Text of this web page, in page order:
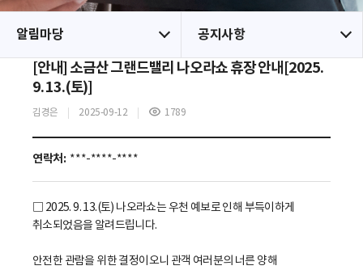
알림마당 공지사항
[안내] 소금산 그랜드밸리 나오라쇼 휴장 안내[2025.
9. 13.(토)]
김경은 2025-09-12
조
1789
연락처: ***-****-****
​□ 2025. 9. 13.(토) 나오라쇼는 우천 예보로 인해 부득이하게
취소되었음을 알려드립니다.
안전한 관람을 위한 결정이오니 관객 여러분의 너른 양해